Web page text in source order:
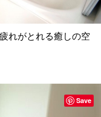
れがとれる癒しの空
Save